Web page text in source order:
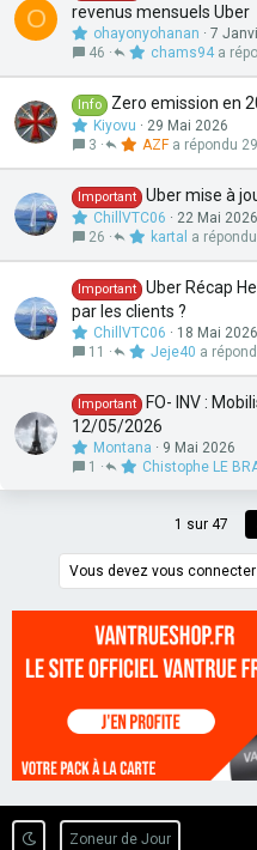
O
revenus mensuels Uber
ohayonyohanan
7
46
chams94
Info Zero emission en
Kiyovu
29 Mai 2026
3
AZF
Important Uber mise à
ChillVTC06
22 Mai 2026
26
kartal
Important
Uber Récap
par les clients ?
ChillVTC06
18 Mai 2026
11
Jeje40
Important
FO- INV :
12/05/2026
Montana
9 Mai 2026
1
Chistophe LE
1 sur 47
Vous devez vous
Zoneur de Jour